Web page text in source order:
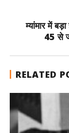
म्यांमार में
45 से
RELATED